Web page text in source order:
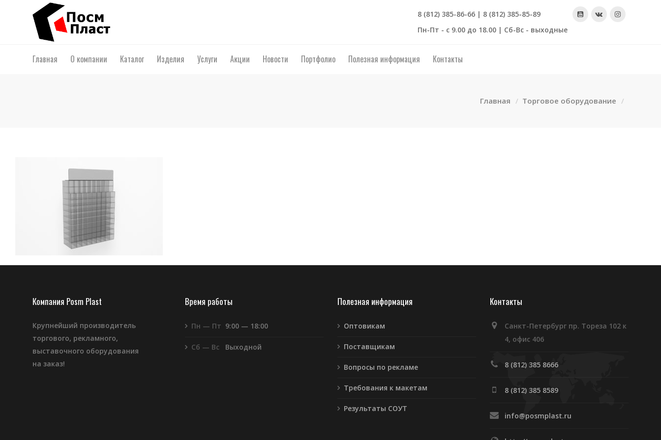
8 (812) 385-86-66 | 8 (812) 385-85-89
Пн-Пт - с 9.00 до 18.00 | Сб-Вс - выходные
Главная О компании Каталог Изделия Услуги Акции Новости Портфолио Полезная информация Контакты
Главная Торговое оборудование
Компания Posm Plast
Крупнейший производитель
торгового, рекламного,
выставочного оборудования
на заказ!
Время работы
Пн — Пт 9:00 — 18:00
Сб — Вс Выходной
Полезная информация
Оптовикам
Поставщикам
Вопросы по рекламе
Требования к макетам
Результаты СОУТ
Контакты
Санкт-Петербург пр. Тореза 102 к
4, офис 406
8 (812) 385 8666
8 (812) 385 8589
info@posmplast.ru